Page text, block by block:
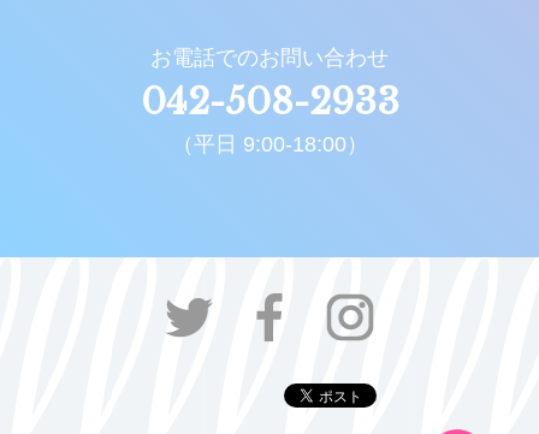
お電話でのお問い合わせ
042-508-2933
（平日 9:00-18:00）